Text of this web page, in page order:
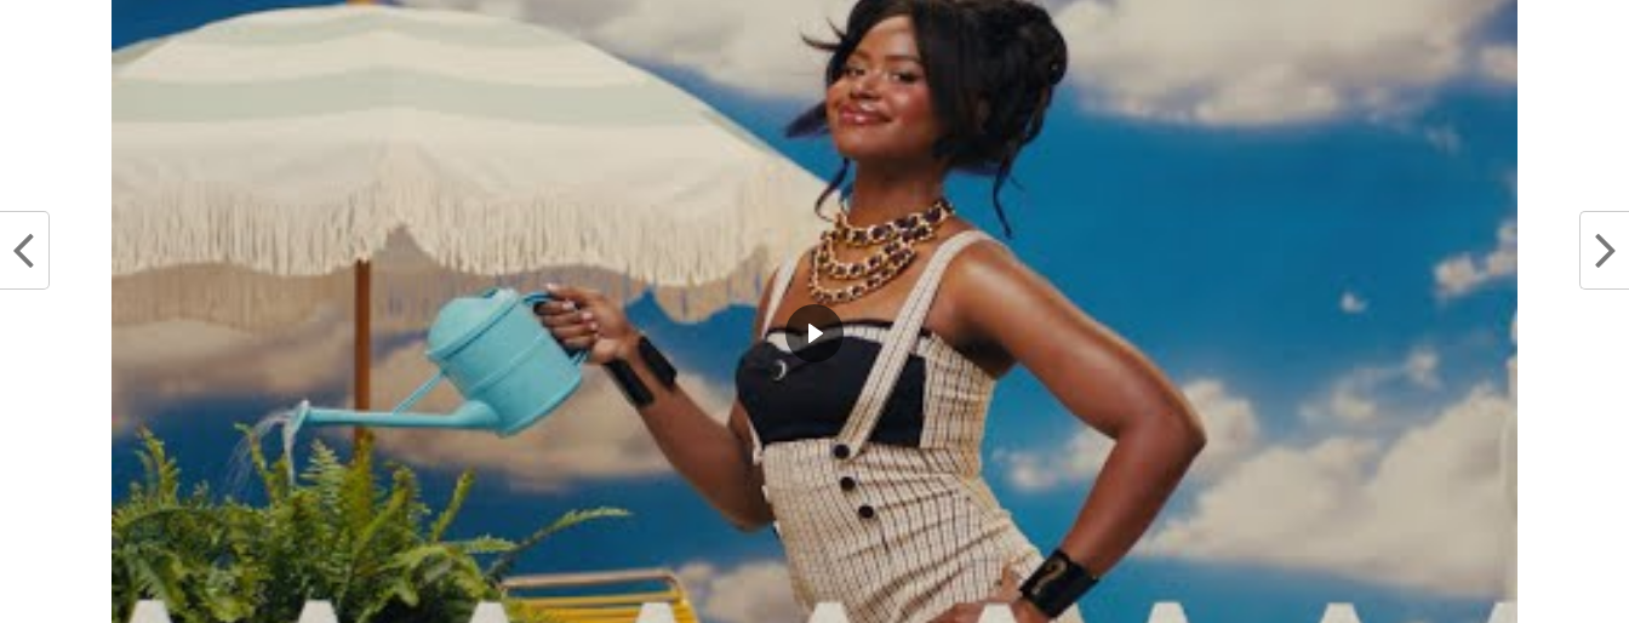
Coach K x MJ. Une combinaison qui aurait pu faire des dégâts sur les
parquets universitaires même si les deux n’étaient qu’au début de leur
carrière. Finalement, Jordan a choisi les Tar Heels et ils seront rivaux
pendant trois ans. Malgré tout, le respect que Mike Kryzewski lui
vouait déjà montre déjà qu’il savait déceler le talent de la future plus
grande star de la NBA.